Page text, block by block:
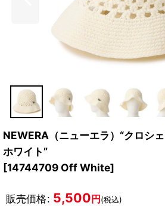
NEWERA（ニューエラ）“クロシ
ホワイト”
[14744709 Off White]
販売価格: 5,500円(税込)